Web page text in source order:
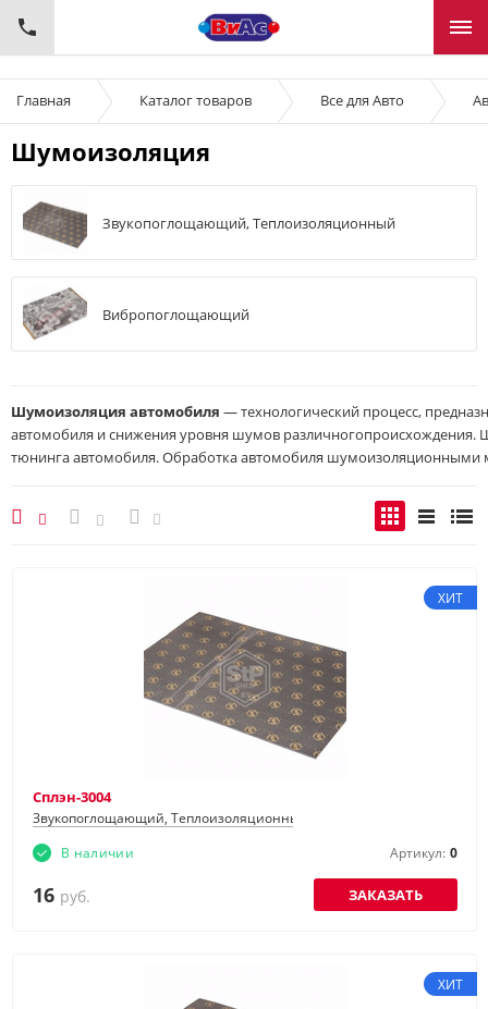
Главная Каталог товаров Все для Авто
Шумоизоляция
Звукопоглощающий, Теплоизоляционный
Вибропоглощающий
Шумоизоляция автомобиля —технологический процесс,
автомобиля иснижения уровня шумов различногопроисхождения.
тюнингаавтомобиля.Обработкаавтомобиля шумоизоляционными
ХИТ
Сплэн-3004
Звукопоглощающий, Теплоизоляционный
В наличии
Артикул: 0
16 руб. ЗАКАЗАТЬ
ХИТ